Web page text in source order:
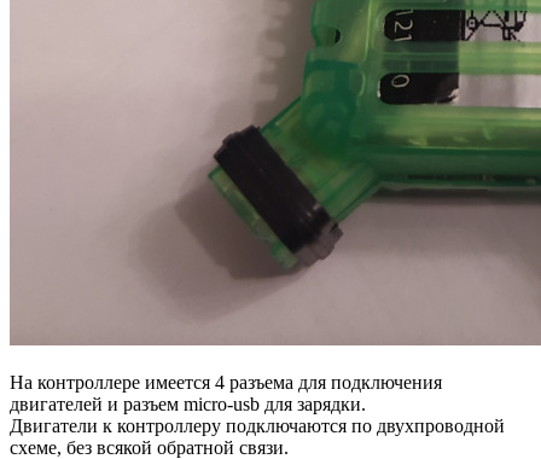
На контроллере имеется 4 разъема для подключения
двигателей и разъем micro-usb для зарядки.
Двигатели к контроллеру подключаются по двухпроводной
схеме, без всякой обратной связи.